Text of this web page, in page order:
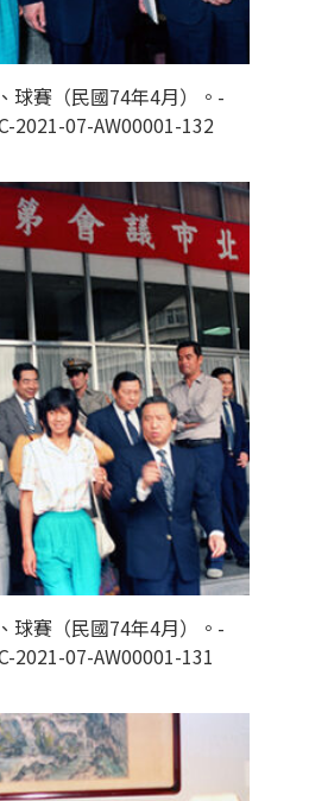
球賽（民國74年4月）。-
2021-07-AW00001-132
球賽（民國74年4月）。-
2021-07-AW00001-131